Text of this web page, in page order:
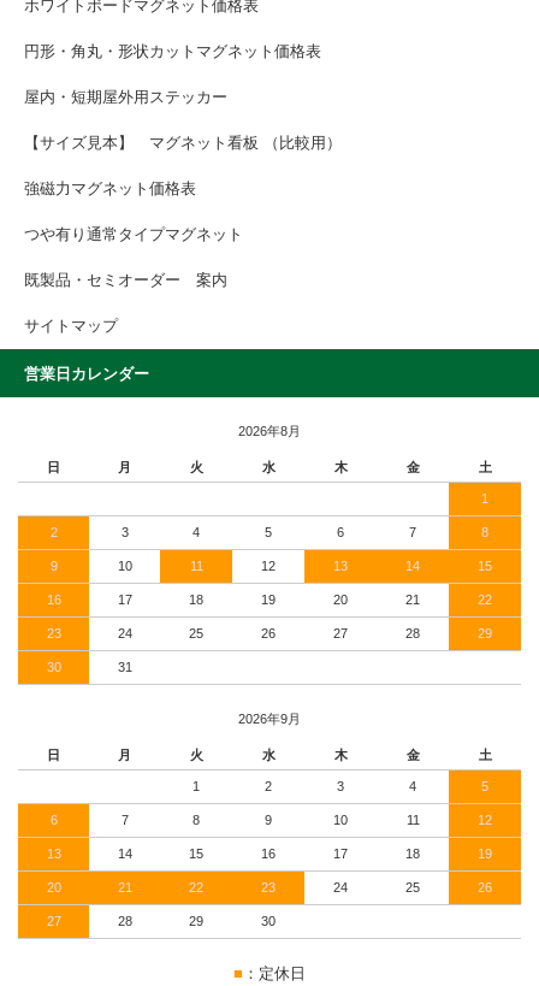
ホワイトボードマグネット価格表
円形・角丸・形状カットマグネット価格表
屋内・短期屋外用ステッカー
【サイズ見本】 マグネット看板 （比較用）
強磁力マグネット価格表
つや有り通常タイプマグネット
既製品・セミオーダー 案内
サイトマップ
営業日カレンダー
2026年8月
日 月 火 水 木 金 土
1
2 3 4 5 6 7 8
9 10 11 12 13 14 15
16 17 18 19 20 21 22
23 24 25 26 27 28 29
30 31
2026年9月
日 月 火 水 木 金 土
1 2 3 4 5
6 7 8 9 10 11 12
13 14 15 16 17 18 19
20 21 22 23 24 25 26
27 28 29 30
■ ：定休日